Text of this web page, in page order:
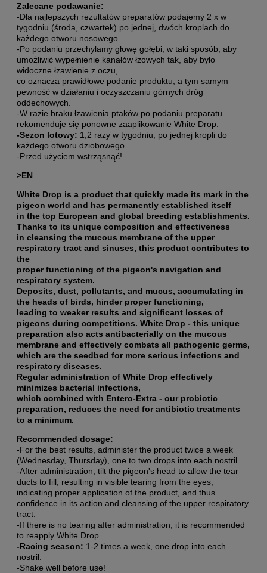
Zalecane podawanie:
-Dla najlepszych rezultatów preparatów podajemy 2 x w
tygodniu (środa, czwartek) po jednej, dwóch kroplach do
każdego otworu nosowego.
-Po podaniu przechylamy głowę gołębi, w taki sposób, aby
umożliwić wypełnienie kanałów łzowych tak, aby było
widoczne łzawienie z oczu,
co oznacza prawidłowe podanie produktu, a tym samym
pewność w działaniu i oczyszczaniu górnych dróg
oddechowych.
-W razie braku łzawienia ptaków po podaniu preparatu
rekomenduje się ponowne zaaplikowanie White Drop.
-Sezon lotowy: 1,2 razy w tygodniu, po jednej kropli do
każdego otworu dziobowego.
-Przed użyciem wstrząsnąć!
>EN
White Drop is a product that quickly made its mark in the
pigeon world and has permanently established itself
in the top European and global breeding establishments.
Thanks to its unique composition and effectiveness
in cleansing the mucous membrane of the upper
respiratory tract and sinuses, this product contributes to
the
proper functioning of the pigeon's navigation and
respiratory system.
Deposits, dust, pollutants, and mucus, accumulating in
the heads of birds, hinder proper functioning,
leading to weaker results and significant losses of
pigeons during competitions. White Drop - this unique
preparation also acts antibacterially on the mucous
membrane and effectively combats all pathogenic germs,
which are the seedbed for more serious infections and
respiratory diseases.
Regular administration of White Drop effectively
minimizes bacterial infections,
which combined with Entero-Extra - our probiotic
preparation, reduces the need for antibiotic treatments
to a minimum.
Recommended dosage:
-For the best results, administer the product twice a week
(Wednesday, Thursday), one to two drops into each nostril.
-After administration, tilt the pigeon's head to allow the tear
ducts to fill, resulting in visible tearing from the eyes,
indicating proper application of the product, and thus
confidence in its action and cleansing of the upper respiratory
tract.
-If there is no tearing after administration, it is recommended
to reapply White Drop.
-Racing season: 1-2 times a week, one drop into each
nostril.
-Shake well before use!